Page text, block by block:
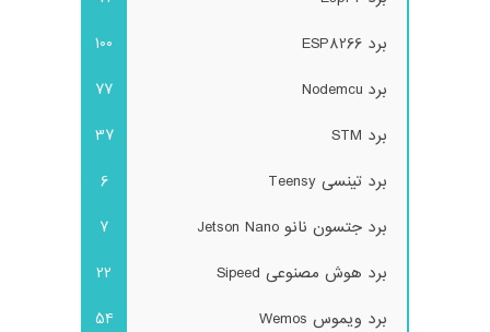
برد ESP8266
100
برد Nodemcu
77
برد STM
37
برد تینسی Teensy
6
برد جتسون نانو Jetson Nano
7
برد هوش مصنوعی Sipeed
22
برد ویموس Wemos
54